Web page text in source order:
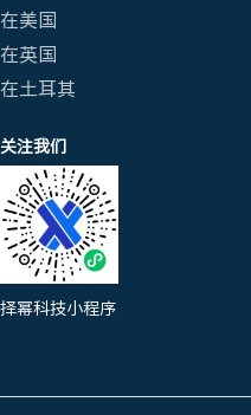
在美国
在英国
在土耳其
关注我们
择幂科技小程序